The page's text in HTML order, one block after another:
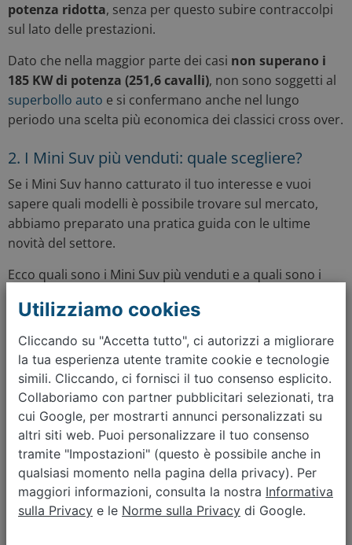
potenza ridotta, senza per questo subire contraccolpi
sul lato delle prestazioni.
Dato che nella maggior parte dei casi non superano i
185 KW di potenza (251,6 cavalli), non sono soggetti al
superbollo auto e si confermano anche nel lungo
periodo una scelta più economica dei classici cross over.
2. I Mini Suv più venduti: quale scegliere?
Se i Mini Suv hanno catturato il tuo interesse e vuoi
sapere quali modelli è possibile trovare sul mercato,
abbiamo preparato una pratica guida con le ultime
novità del settore.
Ecco quali sono i Mini Suv più venduti e a quali sono i
Mini Suv sul mercato italiano
Mini Suv Opel: Opel Karl Rocks
(dimensioni 368/170/149 cm; prezzo da
13.420€) - Opel Mokka X (dimensioni
428/178/166 cm; prezzo da 23.250€)
Mini Suv Ford: Ford EcoSport
(dimensioni 410/177/165 cm; prezzo Da
20.500€) - Ford Puma (dimensioni
419/180/154 cm; prezzo da 22.750€)
Utilizziamo cookies
Cliccando su "Accetta tutto", ci autorizzi a migliorare
la tua esperienza utente tramite cookie e tecnologie
simili. Cliccando, ci fornisci il tuo consenso esplicito.
Collaboriamo con partner pubblicitari selezionati, tra
cui Google, per mostrarti annunci personalizzati su
altri siti web. Puoi personalizzare il tuo consenso
tramite "Impostazioni" (questo è possibile anche in
qualsiasi momento nella pagina della privacy). Per
maggiori informazioni, consulta la nostra Informativa
sulla Privacy e le Norme sulla Privacy di Google.